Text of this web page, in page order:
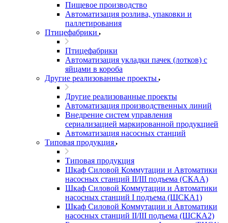
Пищевое производство
Автоматизация розлива, упаковки и
паллетирования
Птицефабрики
Птицефабрики
Автоматизация укладки пачек (лотков) с
яйцами в короба
Другие реализованные проекты
Другие реализованные проекты
Автоматизация производственных линий
Внедрение систем управления
сериализацией маркированной продукцией
Автоматизация насосных станций
Типовая продукция
Типовая продукция
Шкаф Силовой Коммутации и Автоматики
насосных станций II/III подъема (СКАА)
Шкаф Силовой Коммутации и Автоматики
насосных станций I подъема (ШСКА1)
Шкаф Силовой Коммутации и Автоматики
насосных станций II/III подъема (ШСКА2)